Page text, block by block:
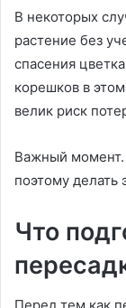
В некоторых
растение без
спасения
корешков в
велик риск
Важный момент.
поэтому делать
Что